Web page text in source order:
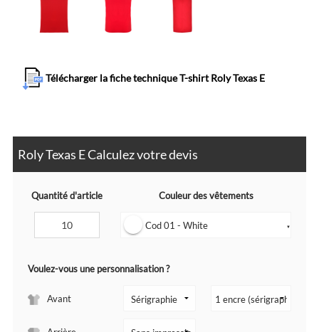
Télécharger la fiche technique T-shirt Roly Texas E
Roly Texas E Calculez votre devis
Quantité d'article Couleur des vêtements
Cod 01 - White ▼
Voulez-vous une personnalisation ?
Avant